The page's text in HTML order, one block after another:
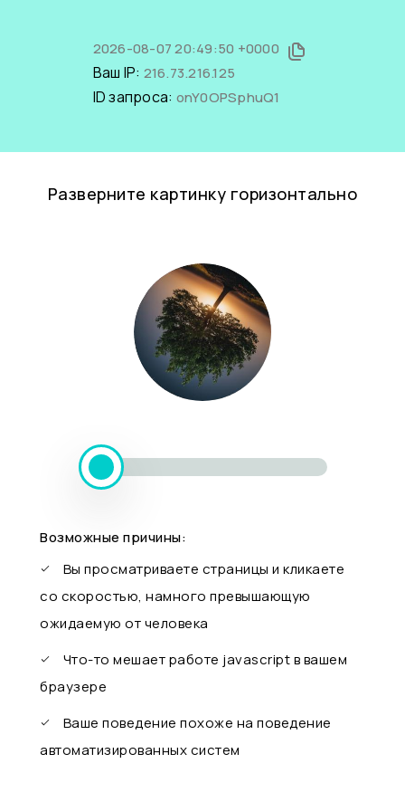
2026-08-07 20:49:50 +0000
Ваш IP: 216.73.216.125
ID запроса: onY0OPSphuQ1
Разверните картинку горизонтально
Возможные причины:
Вы просматриваете страницы и кликаете
со скоростью, намного превышающую
ожидаемую от человека
Что-то мешает работе javascript в вашем
браузере
Ваше поведение похоже на поведение
автоматизированных систем